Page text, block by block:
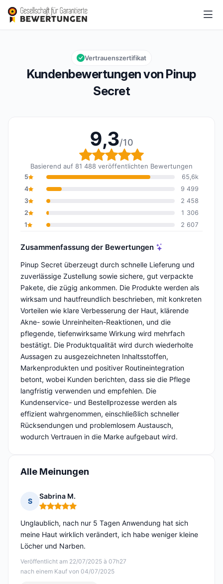
Pinup Secret
Gesamtbewertung: 9,3 von 10
9,3/10
Kundenbewertungen von Pinup
Secret
Vertrauenszertifikat
9,3/10
Gesamtbewertung: 9,3
Basierend auf 81 488 veröffentlichten Bewertungen
5
65,6k
4
9 499
3
2 458
2
1 306
1
2 607
Zusammenfassung der Bewertungen
Pinup Secret überzeugt durch schnelle Lieferung und
zuverlässige Zustellung sowie sichere, gut verpackte
Pakete, die zügig ankommen. Die Produkte werden als
wirksam und hautfreundlich beschrieben, mit konkreten
Vorteilen wie klare Verbesserung der Haut, klärende
Akne- sowie Unreinheiten-Reaktionen, und die
pflegende, tiefenwirksame Wirkung wird mehrfach
bestätigt. Die Produktqualität wird durch wiederholte
Aussagen zu ausgezeichneten Inhaltsstoffen,
Markenprodukten und positiver Routineintegration
betont, wobei Kunden berichten, dass sie die Pflege
langfristig verwenden und empfehlen. Die
Kundenservice- und Bestellprozesse werden als
effizient wahrgenommen, einschließlich schneller
Rücksendungen und problemlosem Austausch,
wodurch Vertrauen in die Marke aufgebaut wird.
Alle Meinungen
S
Sabrina M.
Hinweis: 5 von 5
Veröffentlicht am 22/07/2025 à 07h27
nach einem Kauf von 04/07/2025
Unglaublich, nach nur 5 Tagen Anwendung hat sich
meine Haut wirklich verändert, ich habe weniger kleine
Löcher und Narben.